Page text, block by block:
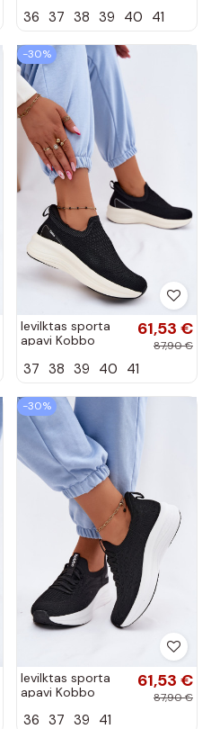
platformu no
Calinae
36 37 38 39 40 41
-30%
Ievilktas sporta
apavi Kobbo
krāsā
61,53 €
87,90 €
37 38 39 40 41
-30%
Ievilktas sporta
apavi Kobbo
krāsā
61,53 €
87,90 €
36 37 39 41